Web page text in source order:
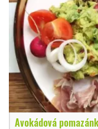
Avokádová